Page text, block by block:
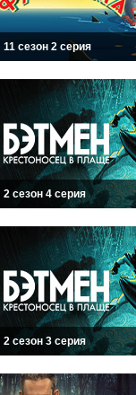
11 сезон 2 серия
2 сезон 4 серия
2 сезон 3 серия